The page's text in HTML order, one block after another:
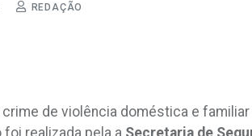
REDAÇÃO
de violência doméstica e
foi realizada pela a Secretaria de